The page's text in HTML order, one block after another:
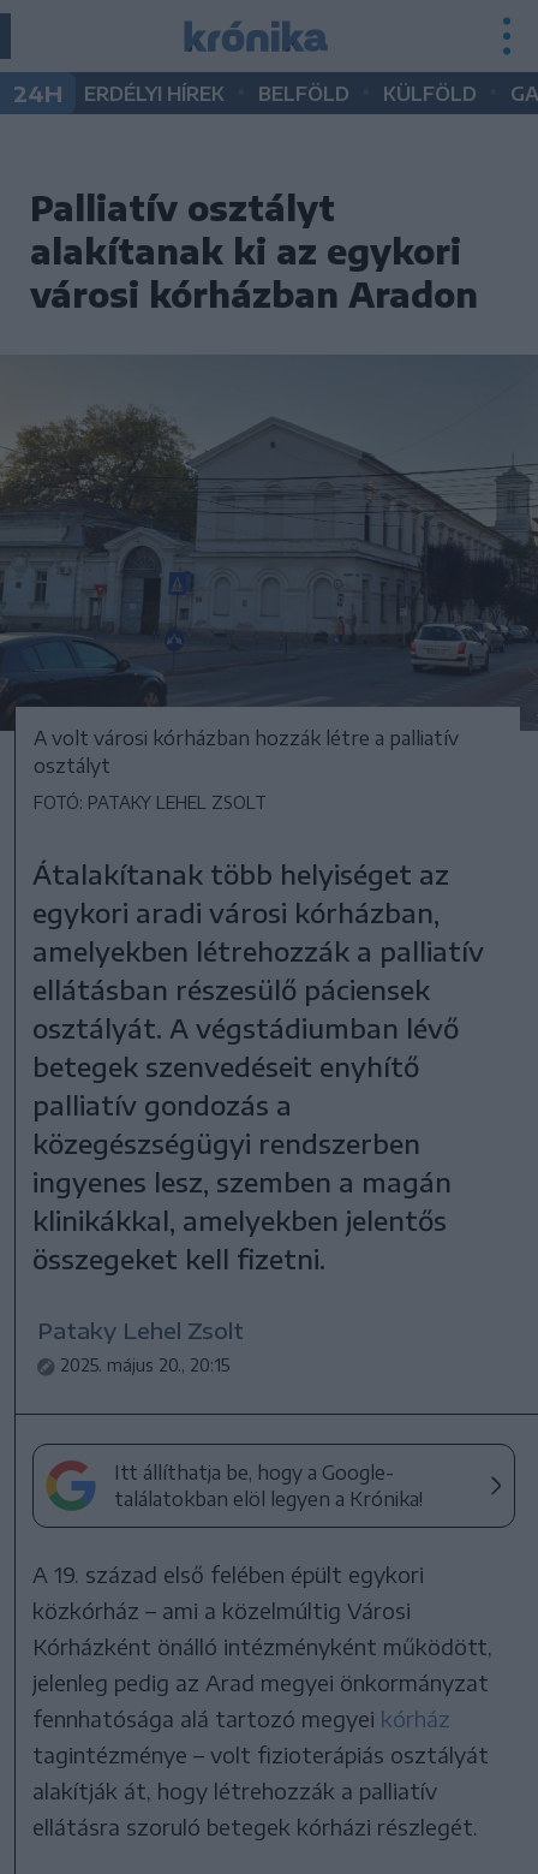
24H ERDÉLYI HÍREK BELFÖLD KÜLFÖLD
Palliatív osztályt
alakítanak ki az egykori
városi kórházban Aradon
A volt városi kórházban hozzák létre a palliatív
osztályt
FOTÓ: PATAKY LEHEL ZSOLT
Átalakítanak több helyiséget az
egykori aradi városi kórházban,
amelyekben létrehozzák a palliatív
ellátásban részesülő páciensek
osztályát. A végstádiumban lévő
betegek szenvedéseit enyhítő
palliatív gondozás a
közegészségügyi rendszerben
ingyenes lesz, szemben a magán
klinikákkal, amelyekben jelentős
összegeket kell fizetni.
Pataky Lehel Zsolt
2025. május 20., 20:15
Itt állíthatja be, hogy a Google-
találatokban elöl legyen a Krónika!
A 19. század első felében épült egykori
közkórház – ami a közelmúltig Városi
Kórházként önálló intézményként működött,
jelenleg pedig az Arad megyei önkormányzat
fennhatósága alá tartozó megyei kórház
tagintézménye – volt fizioterápiás osztályát
alakítják át, hogy létrehozzák a palliatív
ellátásra szoruló betegek kórházi részlegét.